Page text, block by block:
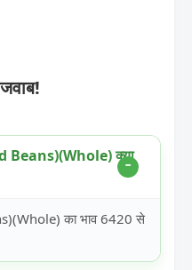
Beans)(Whole) क्या
का भाव 6420 से